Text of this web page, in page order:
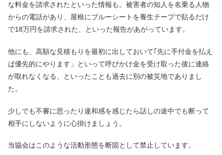
な料金を請求されたといった情報も。被害者の知人を名乗る人物
からの電話があり、屋根にブルーシートを養生テープで貼るだけ
で18万円を請求された、といった報告があがっています。
他にも、高額な見積もりを最初に出しておいて｢先に手付金を払え
ば優先的にやります」といって呼びかけ金を受け取った後に連絡
が取れなくなる、といったことも過去に別の被災地でありまし
た。
少しでも不審に思ったり違和感を感じたら話しの途中でも断って
相手にしないように心掛けましょう。
当協会はこのような活動形態を断固として禁止しています。